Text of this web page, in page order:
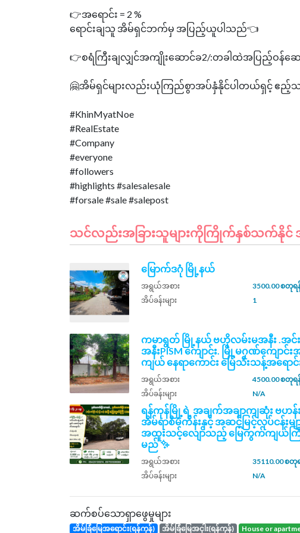
👉အရောင်း = 2 %
ရောင်းချသူ အိမ်ရှင်ဘက်မှ အပြည့်ယူပါသည်👈
👉စရံကြီးချလျှင်အကျိုးဆောင်ခ2/:တခါထဲအပြည့်ဝန်
🤗အိမ်ရှင်များလည်းယုံကြည်စွာအပ်နှံနိုင်ပါတယ်ရှင့် ဧ
#KhinMyatNoe
#RealEstate
#Company
#everyone
#followers
#highlights #salesalesale
သင်လည်းအခြားသူများကိုကြိုက်နှစ်သက်နိုင် အိမ်ခ
မြောက်ဒဂုံ မြို့နယ်
အရွယ်အစား
3500.00 စတုရ
အိပ်ခန်းများ
1
ကမာရွတ် မြို့နယ် ဗဟိုလမ်းမအနီး .အင်း
အနီးPISM ​ကျောင်း. မြို့မဂုဏ်​ကျောင်
ကျယ် နေရာကောင်း မြေသီးသန့်အရောင်
အရွယ်အစား
4500.00 စတုရ
အိပ်ခန်းများ
N/A
ရန်ကုန်မြို့ရဲ့ အချက်အချာကျဆုံး ဗဟ
အိမ်ရာစီမံကိန်းနှင့် အဆင့်မြင့်လုပ်ငန်းမ
အထူးသင့်လျော်သည့် မြေကွက်ကျယ်ကြီး
မည် ✨
အရွယ်အစား
35110.00 စတု
အိပ်ခန်းများ
N/A
ဆက်စပ်သောရှာဖွေမှုများ
အိမ်ခြံမြေအရောင်း(ရန်ကုန်) အိမ်ခြံမြေအငှါး(ရန်ကုန်) house or